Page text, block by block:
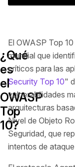
¿Qué
es
el
OWASP
Top
10?
El OWASP Top
mundial que
críticos para las
Security Top 10"
vulnerabilidades
arquitecturas
Nivel de Objeto
Seguridad, que
intentos de